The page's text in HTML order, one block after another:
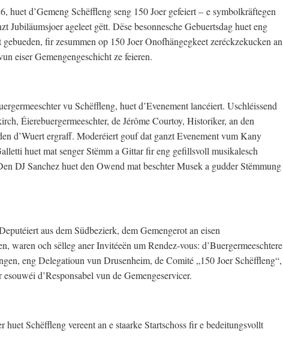
huet d’Gemeng Schëffleng seng 150 Joer gefeiert – e symbolkräftegen
Jubiläumsjoer ageleet gëtt. Dëse besonnesche Gebuertsdag huet eng
gebueden, fir zesummen op 150 Joer Onofhängegkeet zeréckzekucken an
eiser Gemengengeschicht ze feieren.
vu Schëffleng, huet d’Evenement lancéiert. Uschléissend
Éierebuergermeeschter, de Jérôme Courtoy, Historiker, an den
d’Wuert ergraff. Moderéiert gouf dat ganzt Evenement vum Kany
huet mat senger Stëmm a Gittar fir eng gefillsvoll musikalesch
DJ Sanchez huet den Owend mat beschter Musek a gudder Stëmmung
aus dem Südbezierk, dem Gemengerot an eisen
waren och sëlleg aner Invitéeën um Rendez-vous: d’Buergermeeschtere
eng Delegatioun vun Drusenheim, de Comité „150 Joer Schëffleng“,
d’Responsabel vun de Gemengeservicer.
huet Schëffleng vereent an e staarke Startschoss fir e bedeitungsvollt